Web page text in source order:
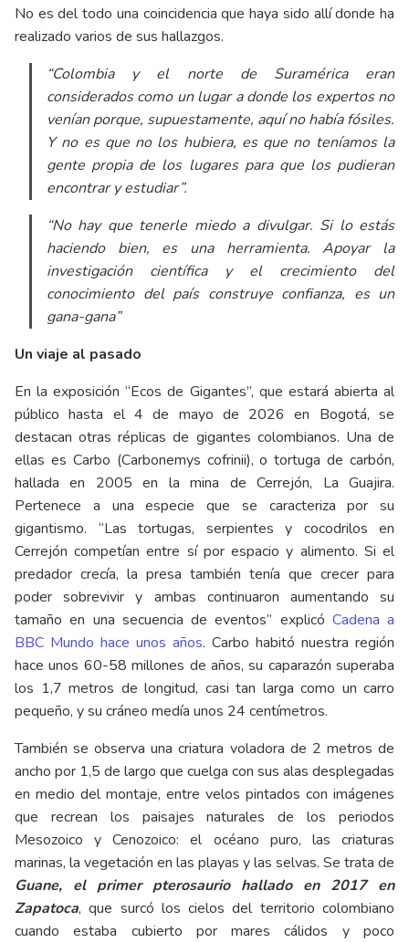
No es del todo una coincidencia que haya sido allí donde ha
realizado varios de sus hallazgos.
“Colombia y el norte de Suramérica eran
considerados como un lugar a donde los expertos no
venían porque, supuestamente, aquí no había fósiles.
Y no es que no los hubiera, es que no teníamos la
gente propia de los lugares para que los pudieran
encontrar y estudiar”.
“No hay que tenerle miedo a divulgar. Si lo estás
haciendo bien, es una herramienta. Apoyar la
investigación científica y el crecimiento del
conocimiento del país construye confianza, es un
gana-gana”
Un viaje al pasado
En la exposición “Ecos de Gigantes”, que estará abierta al
público hasta el 4 de mayo de 2026 en Bogotá, se
destacan otras réplicas de gigantes colombianos. Una de
ellas es Carbo (Carbonemys cofrinii), o tortuga de carbón,
hallada en 2005 en la mina de Cerrejón, La Guajira.
Pertenece a una especie que se caracteriza por su
gigantismo. “Las tortugas, serpientes y cocodrilos en
Cerrejón competían entre sí por espacio y alimento. Si el
predador crecía, la presa también tenía que crecer para
poder sobrevivir y ambas continuaron aumentando su
tamaño en una secuencia de eventos” explicó Cadena a
BBC Mundo hace unos años. Carbo habitó nuestra región
hace unos 60-58 millones de años, su caparazón superaba
los 1,7 metros de longitud, casi tan larga como un carro
pequeño, y su cráneo medía unos 24 centímetros.
También se observa una criatura voladora de 2 metros de
ancho por 1,5 de largo que cuelga con sus alas desplegadas
en medio del montaje, entre velos pintados con imágenes
que recrean los paisajes naturales de los periodos
Mesozoico y Cenozoico: el océano puro, las criaturas
marinas, la vegetación en las playas y las selvas. Se trata de
Guane, el primer pterosaurio hallado en 2017 en
Zapatoca, que surcó los cielos del territorio colombiano
cuando estaba cubierto por mares cálidos y poco